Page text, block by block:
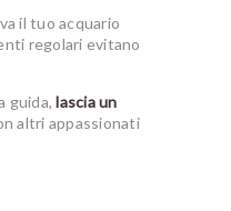
il tuo acquario
regolari evitano
guida,lascia un
altri appassionati